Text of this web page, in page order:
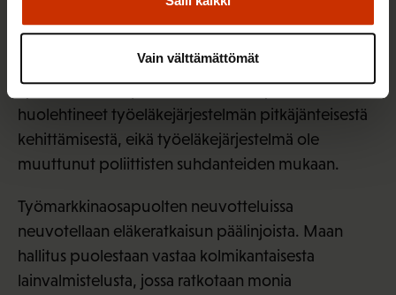
Vain välttämättömät
työeläkemaksut ovat ja millainen
työeläkejärjestelmä meillä on.
Työmarkkinaosapuolet ovat vuosikymmeniä
huolehtineet työeläkejärjestelmän pitkäjänteisestä
kehittämisestä, eikä työeläkejärjestelmä ole
muuttunut poliittisten suhdanteiden mukaan.
Työmarkkinaosapuolten neuvotteluissa
neuvotellaan eläkeratkaisun päälinjoista. Maan
hallitus puolestaan vastaa kolmikantaisesta
lainvalmistelusta, jossa ratkotaan monia